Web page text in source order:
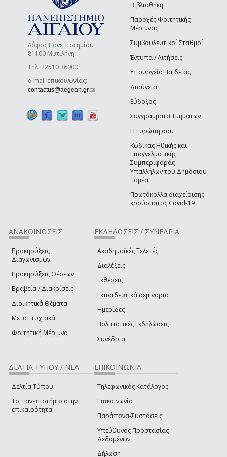
Λόφος Πανεπιστημίου
81100 Μυτιλήνη
Τηλ. 22510 36000
e-mail επικοινωνίας:
contactus@aegean.gr(link sends e-mail)
Βιβλιοθήκη
Παροχές Φοιτητικής
Μέριμνας
Συμβουλευτικοί Σταθμοί
Έντυπα / Αιτήσεις
Υπουργείο Παιδείας
Διαύγεια
Εύδοξος
Συγγράμματα Τμημάτων
Η Ευρώπη σου
Κώδικας Ηθικής και
Επαγγελματικής
Συμπεριφοράς
Υπαλλήλων του Δημόσιου
Τομέα
Πρωτόκολλα διαχείρισης
κρούσματος Covid-19
ΑΝΑΚΟΙΝΩΣΕΙΣ
Προκηρύξεις
Διαγωνισμών
Προκηρύξεις Θέσεων
Βραβεία / Διακρίσεις
Διοικητικά Θέματα
Μεταπτυχιακά
Φοιτητική Μέριμνα
ΕΚΔΗΛΩΣΕΙΣ / ΣΥΝΕΔΡΙΑ
Ακαδημαϊκές Τελετές
Διαλέξεις
Εκθέσεις
Εκπαιδευτικά σεμινάρια
Ημερίδες
Πολιτιστικές Εκδηλώσεις
Συνέδρια
ΔΕΛΤΙΑ ΤΥΠΟΥ / ΝΕΑ
Δελτία Τύπου
Το πανεπιστήμιο στην
επικαιρότητα
ΕΠΙΚΟΙΝΩΝΙΑ
Τηλεφωνικός Κατάλογος
Επικοινωνία
Παράπονα-Συστάσεις
Υπεύθυνος Προστασίας
Δεδομένων
Δήλωση